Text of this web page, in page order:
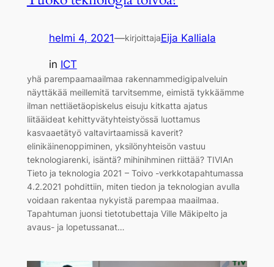
helmi 4, 2021—kirjoittajaEija Kalliala
in ICT
yhä parempaamaailmaa rakennammedigipalveluin
näyttäkää meillemitä tarvitsemme, eimistä tykkäämme
ilman nettiäetäopiskelus eisuju kitkatta ajatus
liitääideat kehittyvätyhteistyössä luottamus
kasvaaetätyö valtavirtaamissä kaverit?
elinikäinenoppiminen, yksilönyhteisön vastuu
teknologiarenki, isäntä? mihinihminen riittää? TIVIAn
Tieto ja teknologia 2021 – Toivo -verkkotapahtumassa
4.2.2021 pohdittiin, miten tiedon ja teknologian avulla
voidaan rakentaa nykyistä parempaa maailmaa.
Tapahtuman juonsi tietotubettaja Ville Mäkipelto ja
avaus- ja lopetussanat…